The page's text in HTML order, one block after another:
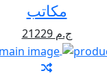
مكاتب
21229 ج.م